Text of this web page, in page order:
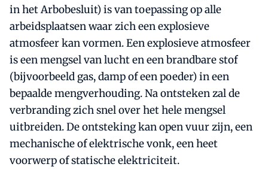
in het Arbobesluit) is van toepassing op alle
arbeidsplaatsen waar zich een explosieve
atmosfeer kan vormen. Een explosieve atmosfeer
is een mengsel van lucht en een brandbare stof
(bijvoorbeeld gas, damp of een poeder) in een
bepaalde mengverhouding. Na ontsteken zal de
verbranding zich snel over het hele mengsel
uitbreiden. De ontsteking kan open vuur zijn, een
mechanische of elektrische vonk, een heet
voorwerp of statische elektriciteit.